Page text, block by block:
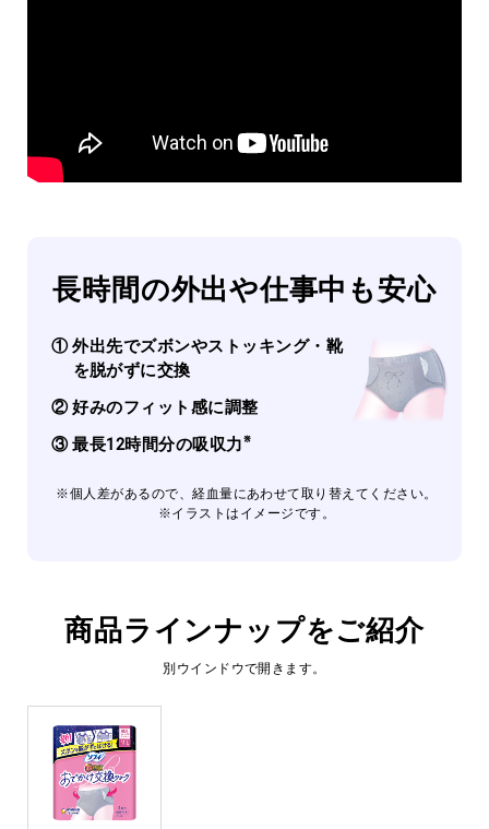
長時間の外出や仕事中も安心
① 外出先でズボンやストッキング・靴
を脱がずに交換
② 好みのフィット感に調整
③ 最長12時間分の吸収力※
※個人差があるので、経血量にあわせて取り替えてください。
※イラストはイメージです。
商品ラインナップをご紹介
別ウインドウで開きます。